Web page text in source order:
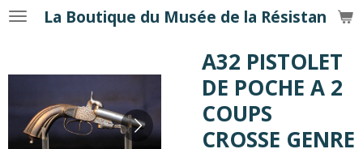
Passer
principal
La Boutique du Musée de la Résistance
A32 PISTOLET
DE POCHE A 2
COUPS
CROSSE GENRE